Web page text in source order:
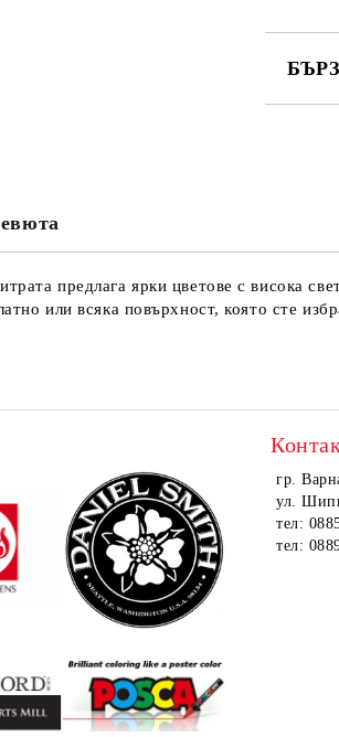
предлага ярки цветове с висока
или всяка повърхност, която сте
гр.
ул.
тел:
тел: